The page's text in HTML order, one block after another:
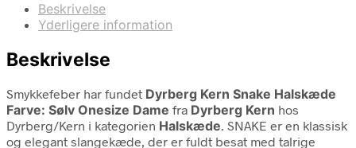
Beskrivelse
Yderligere information
Beskrivelse
Smykkefeber har fundet Dyrberg Kern Snake Halskæde
Farve: Sølv Onesize Dame fra Dyrberg Kern hos
Dyrberg/Kern i kategorien Halskæde. SNAKE er en klassisk
og elegant slangekæde, der er fuldt besat med talrige